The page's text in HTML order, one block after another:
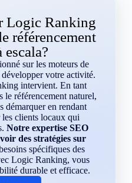
Logic Ranking
référencement
escala?
sur les moteurs de
votre activité.
intervient. En tant
le référencement naturel,
démarquer en rendant
clients locaux qui
Notre expertise SEO
des stratégies sur
spécifiques des
Logic Ranking, vous
durable et efficace.